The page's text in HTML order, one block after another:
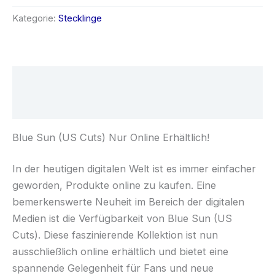
Kategorie: Stecklinge
Blue Sun (US Cuts) Nur Online Erhältlich!
In der heutigen digitalen Welt ist es immer einfacher
geworden, Produkte online zu kaufen. Eine
bemerkenswerte Neuheit im Bereich der digitalen
Medien ist die Verfügbarkeit von Blue Sun (US
Cuts). Diese faszinierende Kollektion ist nun
ausschließlich online erhältlich und bietet eine
spannende Gelegenheit für Fans und neue